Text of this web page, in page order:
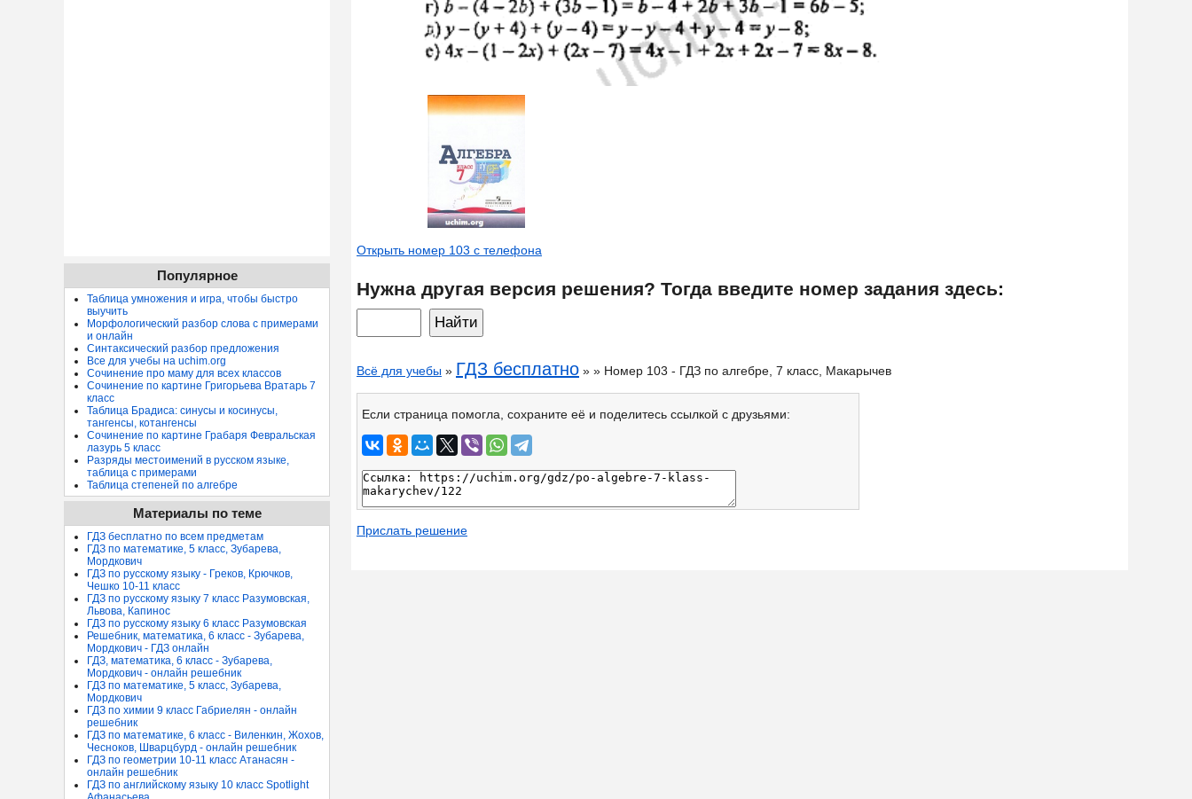
Открыть номер 103 с телефона
Нужна другая версия решения? Тогда введите номер задания здесь:
Всё для учебы » ГДЗ бесплатно » » Номер 103 - ГДЗ по алгебре, 7 класс, Макарычев
Если страница помогла, сохраните её и поделитесь ссылкой с друзьями:
Прислать решение
Популярное
Таблица умножения и игра, чтобы быстро
выучить
Морфологический разбор слова с примерами
и онлайн
Синтаксический разбор предложения
Все для учебы на uchim.org
Сочинение про маму для всех классов
Сочинение по картине Григорьева Вратарь 7
класс
Таблица Брадиса: синусы и косинусы,
тангенсы, котангенсы
Сочинение по картине Грабаря Февральская
лазурь 5 класс
Разряды местоимений в русском языке,
таблица с примерами
Таблица степеней по алгебре
Материалы по теме
ГДЗ бесплатно по всем предметам
ГДЗ по математике, 5 класс, Зубарева,
Мордкович
ГДЗ по русскому языку - Греков, Крючков,
Чешко 10-11 класс
ГДЗ по русскому языку 7 класс Разумовская,
Львова, Капинос
ГДЗ по русскому языку 6 класс Разумовская
Решебник, математика, 6 класс - Зубарева,
Мордкович - ГДЗ онлайн
ГДЗ, математика, 6 класс - Зубарева,
Мордкович - онлайн решебник
ГДЗ по математике, 5 класс, Зубарева,
Мордкович
ГДЗ по химии 9 класс Габриелян - онлайн
решебник
ГДЗ по математике, 6 класс - Виленкин, Жохов,
Чесноков, Шварцбурд - онлайн решебник
ГДЗ по геометрии 10-11 класс Атанасян -
онлайн решебник
ГДЗ по английскому языку 10 класс Spotlight